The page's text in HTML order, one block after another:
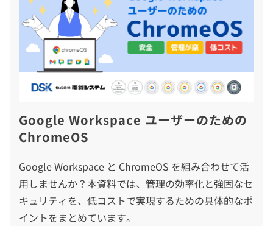
Google Workspace ユーザーのための
ChromeOS
Google Workspace と ChromeOS を組み合わせて活
用しませんか？本資料では、管理の効率化と強固なセ
キュリティを、低コストで実現するための具体的なポ
イントをまとめています。